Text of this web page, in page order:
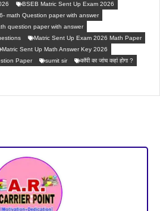
BSEB Matric Sent Up Exam 2026
math Question paper with answer
question paper with answer
Matric Sent Up Exam 2026 Math Paper
Matric Sent Up Math Answer Key 2026
Paper
sumit sir
कॉपी का जांच कहां होगा ?